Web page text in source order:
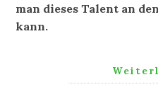
man dieses Talent an
kann.